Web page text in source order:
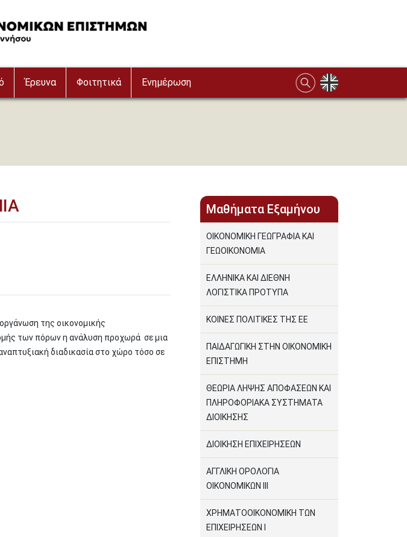
Έρευνα Φοιτητικά Ενημέρωση
της οικονομικής
των πόρων η ανάλυση προχωρά σε μια
διαδικασία στο χώρο τόσο σε
Μαθήματα Εξαμήνου
ΟΙΚΟΝΟΜΙΚΗ ΓΕΩΓΡΑΦΙΑ ΚΑΙ
ΓΕΩΟΙΚΟΝΟΜΙΑ
ΕΛΛΗΝΙΚΑ ΚΑΙ ΔΙΕΘΝΗ
ΛΟΓΙΣΤΙΚΑ ΠΡΟΤΥΠΑ
ΚΟΙΝΕΣ ΠΟΛΙΤΙΚΕΣ ΤΗΣ ΕΕ
ΠΑΙΔΑΓΩΓΙΚΗ ΣΤΗΝ ΟΙΚΟΝΟΜΙΚΗ
ΕΠΙΣΤΗΜΗ
ΘΕΩΡΙΑ ΛΗΨΗΣ ΑΠΟΦΑΣΕΩΝ ΚΑΙ
ΠΛΗΡΟΦΟΡΙΑΚΑ ΣΥΣΤΗΜΑΤΑ
ΔΙΟΙΚΗΣΗΣ
ΔΙΟΙΚΗΣΗ ΕΠΙΧΕΙΡΗΣΕΩΝ
ΑΓΓΛΙΚΗ ΟΡΟΛΟΓΙΑ
ΟΙΚΟΝΟΜΙΚΩΝ ΙΙΙ
ΧΡΗΜΑΤΟΟΙΚΟΝΟΜΙΚΗ ΤΩΝ
ΕΠΙΧΕΙΡΗΣΕΩΝ Ι